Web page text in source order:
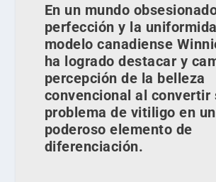
En un mundo
perfección y la
modelo canadiense
ha logrado destacar y
percepción de la belleza
convencional al convertir
problema de vitiligo en un
poderoso elemento de
diferenciación.